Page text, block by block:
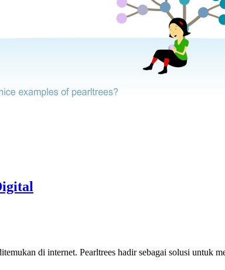
di internet. Pearltrees hadir sebagai solusi untuk